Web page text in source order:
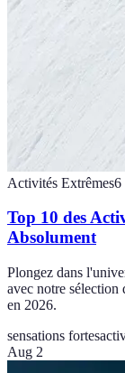
Activités Extrêmes6
Top 10 des
Absolument
Plongez dans
avec notre sélection
en 2026.
sensations fortes
Aug 2